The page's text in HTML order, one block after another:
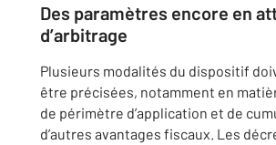
Des paramètres encore en
d’arbitrage
Plusieurs modalités du dispositif
être précisées, notamment en
de périmètre d’application et de
d’autres avantages fiscaux. Les